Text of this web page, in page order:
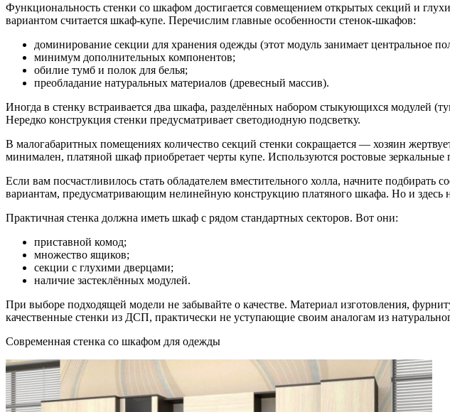
Функциональность стенки со шкафом достигается совмещением открытых секций и
вариантом считается шкаф-купе. Перечислим главные особенности стенок-шкафов:
доминирование секции для хранения одежды (этот модуль занимает центральное
минимум дополнительных компонентов;
обилие тумб и полок для белья;
преобладание натуральных материалов (древесный массив).
Иногда в стенку встраивается два шкафа, разделённых набором стыкующихся модулей
Нередко конструкция стенки предусматривает светодиодную подсветку.
В малогабаритных помещениях количество секций стенки сокращается — хозяин
минимален, платяной шкаф приобретает черты купе. Используются ростовые зеркальные
Если вам посчастливилось стать обладателем вместительного холла, начните
вариантам, предусматривающим нелинейную конструкцию платяного шкафа. Но и здесь
Практичная стенка должна иметь шкаф с рядом стандартных секторов. Вот они:
приставной комод;
множество ящиков;
секции с глухими дверцами;
наличие застеклённых модулей.
При выборе подходящей модели не забывайте о качестве. Материал изготовления,
качественные стенки из ДСП, практически не уступающие своим аналогам из
Современная стенка со шкафом для одежды